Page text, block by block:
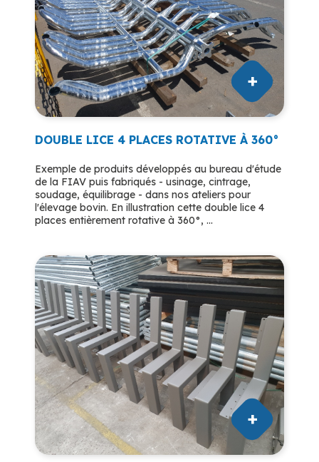
DOUBLE LICE 4 PLACES ROTATIVE À 360°
Exemple de produits développés au bureau d'étude
de la FIAV puis fabriqués - usinage, cintrage,
soudage, équilibrage - dans nos ateliers pour
l'élevage bovin. En illustration cette double lice 4
places entièrement rotative à 360°, ...